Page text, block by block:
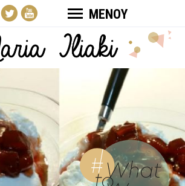
ΜΕΝΟΥ